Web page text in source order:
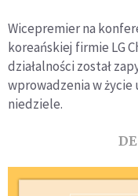
Wicepremier na
koreańskiej firmie LG
działalności został
wprowadzenia w
niedziele.